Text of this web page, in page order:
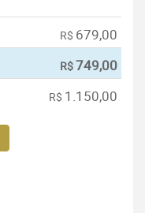
R$ 679,00
R$749,00
R$ 1.150,00